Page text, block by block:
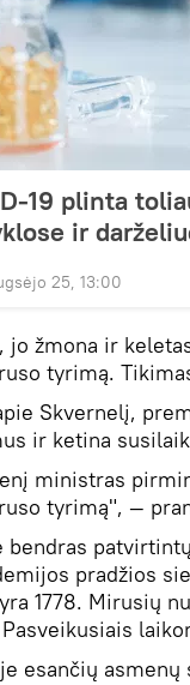
19 plinta
ir
25, 13:00
jo žmona ir
tyrimą.
Skvernelį,
ir ketina
ministras
tyrimą", —
bendras
pradžios
1778. Mirusių
esančių asmenų